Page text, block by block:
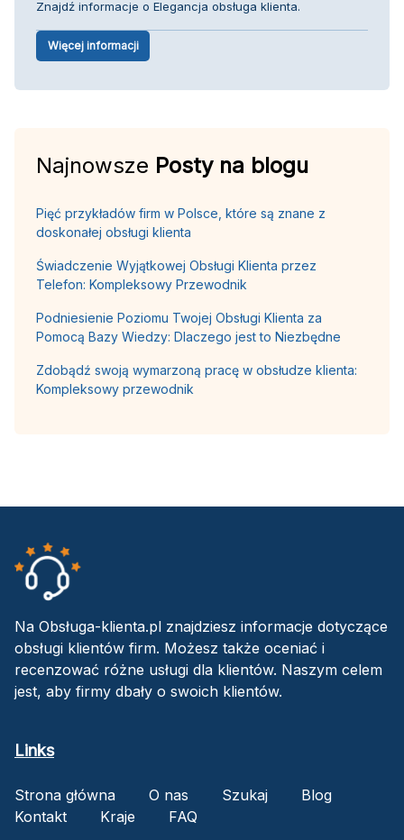
Znajdź informacje o Elegancja obsługa klienta.
Więcej informacji
Najnowsze Posty na blogu
Pięć przykładów firm w Polsce, które są znane z
doskonałej obsługi klienta
Świadczenie Wyjątkowej Obsługi Klienta przez
Telefon: Kompleksowy Przewodnik
Podniesienie Poziomu Twojej Obsługi Klienta za
Pomocą Bazy Wiedzy: Dlaczego jest to Niezbędne
Zdobądź swoją wymarzoną pracę w obsłudze klienta:
Kompleksowy przewodnik
Na Obsługa-klienta.pl znajdziesz informacje dotyczące
obsługi klientów firm. Możesz także oceniać i
recenzować różne usługi dla klientów. Naszym celem
jest, aby firmy dbały o swoich klientów.
Links
Strona główna O nas Szukaj
Blog
Kontakt
Kraje FAQ